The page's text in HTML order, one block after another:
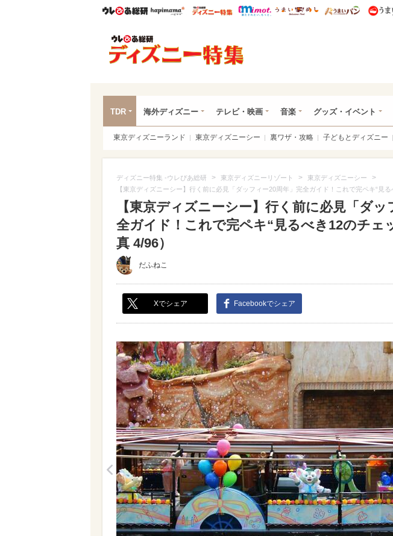
ウレぴあ総研ハピママ* ウレぴあ総研 ディズニー特集
mimot. うまいめし うまい
TDR 海外ディズニー テレビ・映画 音楽 グッズ・イベント
東京ディズニーランド 東京ディズニーシー 裏ワザ・攻略 子どもとディズニー
ディズニー特集 -ウレぴあ総研 > 東京ディズニーリゾート > 東京ディズニーシー >
【東京ディズニーシー】行く前に必見「ダッフィー20周年」完全ガイド！これで完ペキ“見
【東京ディズニーシー】行く前に必見「ダ
全ガイド！これで完ペキ“見るべき12のチェ
真 4/96）
だふねこ
Xでシェア Facebookでシェア